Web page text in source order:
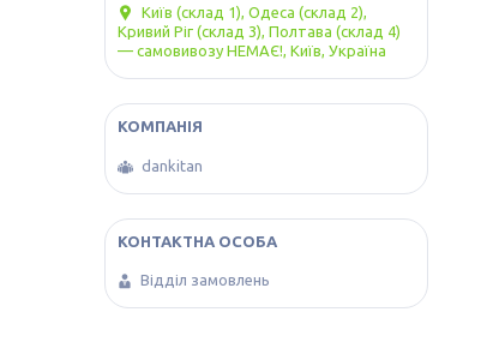
Київ (склад 1), Одеса (склад 2),
Кривий Ріг (склад 3), Полтава (склад 4)
— самовивозу НЕМАЄ!, Київ, Україна
dankitan
Відділ замовлень